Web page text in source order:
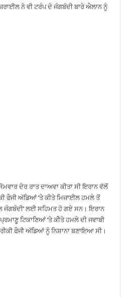
ਨੇ ਵੀ ਟਰੰਪ ਦੇ ਜੰਗਬੰਦੀ ਬਾਰੇ ਐਲਾਨ ਨੂੰ
ਦੇਰ ਰਾਤ ਦਾਅਵਾ ਕੀਤਾ ਸੀ ਇਰਾਨ ਵੱਲੋਂ
ਫੌਜੀ ਅੱਡਿਆਂ ’ਤੇ ਕੀਤੇ ਮਿਜ਼ਾਈਲ ਹਮਲੇ ਤੋਂ
ਜੰਗਬੰਦੀ’ ਲਈ ਸਹਿਮਤ ਹੋ ਗਏ ਸਨ। ਇਰਾਨ
ਟਿਕਾਣਿਆਂ ’ਤੇ ਕੀੇਤੇ ਹਮਲੇ ਦੀ ਜਵਾਬੀ
ਫੌਜੀ ਅੱਡਿਆਂ ਨੂੰ ਨਿਸ਼ਾਨਾ ਬਣਾਇਆ ਸੀ।